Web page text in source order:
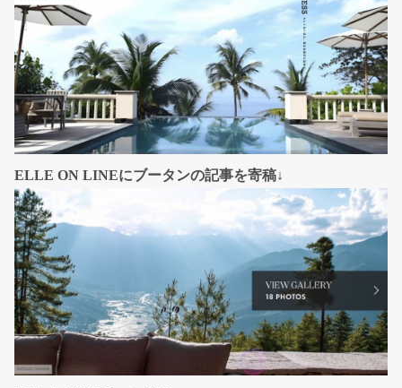
ELLE ON LINEにブータンの記事を寄稿↓